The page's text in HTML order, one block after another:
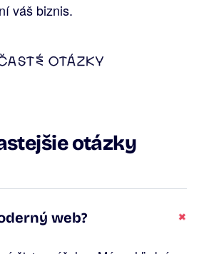
váš biznis.
OTÁZKY
otázky
web? +